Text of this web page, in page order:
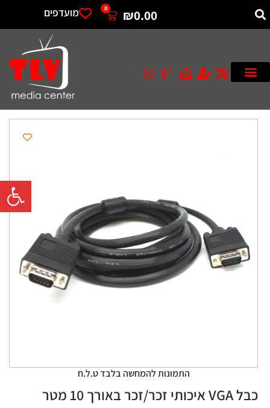
פתח
₪0.00
0 מועדפים
התמונות להמחשה בלבד ט.ל.ח
כבל VGA איכותי זכר/זכר באורך 10 מטר